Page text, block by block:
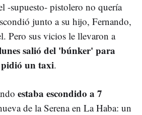
-supuesto- pistolero no quería
junto a su hijo, Fernando,
Pero sus vicios le llevaron a
salió del 'búnker' para
un taxi.
estaba escondido a 7
de la Serena en La Haba: un